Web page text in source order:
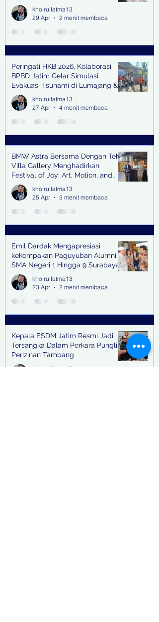
Kerja Sama Impor Bodong
khoirulfatma13
29 Apr
2 menit membaca
Peringati HKB 2026, Kolaborasi
BPBD Jatim Gelar Simulasi
Evakuasi Tsunami di Lumajang &
Trenggalek
khoirulfatma13
27 Apr
4 menit membaca
BMW Astra Bersama Dengan Teh
Villa Gallery Menghadirkan
Festival of Joy: Art, Motion, and
Scent
khoirulfatma13
25 Apr
3 menit membaca
Emil Dardak Mengapresiasi
kekompakan Paguyuban Alumni
SMA Negeri 1 Hingga 9 Surabaya
(Pasmanbaya) dalam Kegiatan
Halal Bihalal
khoirulfatma13
23 Apr
2 menit membaca
Kepala ESDM Jatim Resmi Jadi
Tersangka Dalam Perkara Pungli
Perizinan Tambang
khoirulfatma13